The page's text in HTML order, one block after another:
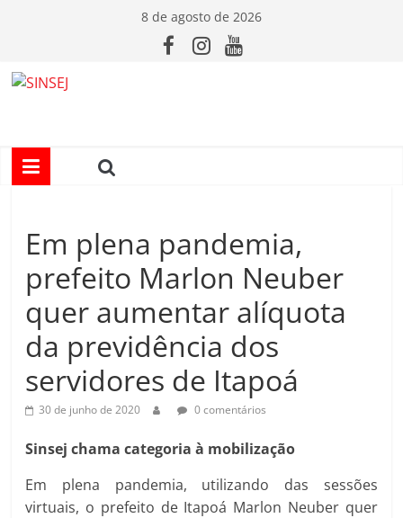
conteúdo
8 de agosto de 2026
I
S
E
Em plena pandemia,
prefeito Marlon Neuber
quer aumentar alíquota
da previdência dos
servidores de Itapoá
30 de junho de 2020 0 comentários
Sinsej chama categoria à mobilização
Em plena pandemia, utilizando das sessões
virtuais, o prefeito de Itapoá Marlon Neuber quer